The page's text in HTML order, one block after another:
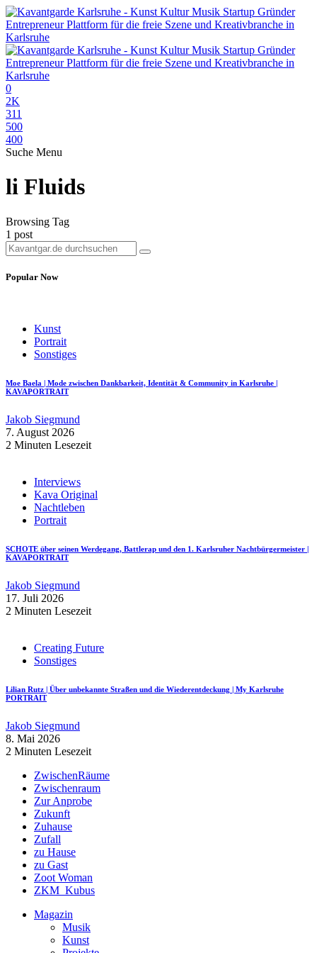
0
2K
311
500
400
Suche Menu
li Fluids
Browsing Tag
1 post
Popular Now
Kunst
Portrait
Sonstiges
Moe Baela | Mode zwischen Dankbarkeit, Identität & Community in Karlsruhe |
KAVAPORTRAIT
Jakob Siegmund
7. August 2026
2 Minuten Lesezeit
Interviews
Kava Original
Nachtleben
Portrait
SCHOTE über seinen Werdegang, Battlerap und den 1. Karlsruher Nachtbürgermeister |
KAVAPORTRAIT
Jakob Siegmund
17. Juli 2026
2 Minuten Lesezeit
Creating Future
Sonstiges
Lilian Rutz | Über unbekannte Straßen und die Wiederentdeckung | My Karlsruhe
PORTRAIT
Jakob Siegmund
8. Mai 2026
2 Minuten Lesezeit
ZwischenRäume
Zwischenraum
Zur Anprobe
Zukunft
Zuhause
Zufall
zu Hause
zu Gast
Zoot Woman
ZKM_Kubus
Magazin
Musik
Kunst